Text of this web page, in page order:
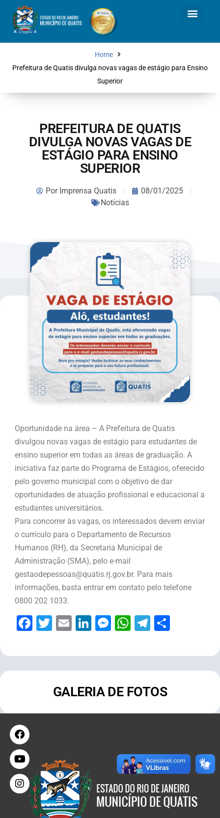
Home
Prefeitura de Quatis divulga novas vagas de estágio para Ensino
Superior
PREFEITURA DE QUATIS
DIVULGA NOVAS VAGAS DE
ESTÁGIO PARA ENSINO
SUPERIOR
PorImprensa Quatis
08/01/2025
Notícias
Oportunidade na área – A Prefeitura de Quatis
divulgou novas vagas de estágio para estudantes de
ensino superior em todas as áreas de graduação. A
iniciativa faz parte do Programa de Estágios, oferecido
pelo governo municipal com o objetivo de dar
oportunidades de atuação profissional e educacional a
estudantes universitários.
Para concorrer às vagas, os interessados devem enviar
o currículo para o Departamento de Recursos
Humanos (RH), da Secretaria Municipal de
Administração (SMA), pelo e-mail
gestaodepessoas@quatis.rj.gov.br. Para mais
informações, basta entrar em contato pelo telefone
0800 202 1033.
Facebook
Twitter
EmailLinkedIn
Messenger
WhatsApp
Telegram
GALERIA DE FOTOS